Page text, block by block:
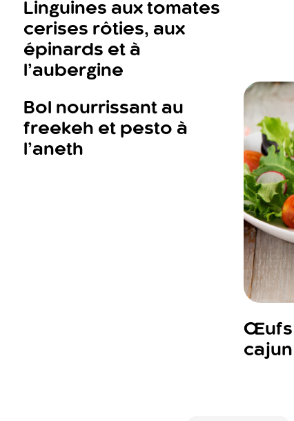
Linguines aux tomates
cerises rôties, aux
épinards et à
l’aubergine
Bol nourrissant au
freekeh et pesto à
l’aneth
Œufs
cajun